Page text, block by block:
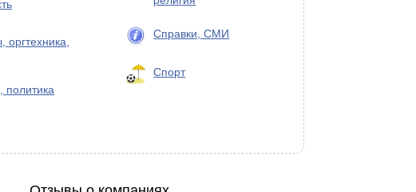
политика
Справки, СМИ
Спорт